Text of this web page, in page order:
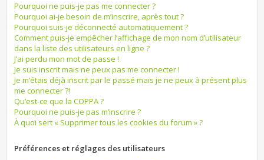
Pourquoi ne puis-je pas me connecter ?
Pourquoi ai-je besoin de m’inscrire, après tout ?
Pourquoi suis-je déconnecté automatiquement ?
Comment puis-je empêcher l’affichage de mon nom d’utilisateur
dans la liste des utilisateurs en ligne ?
J’ai perdu mon mot de passe !
Je suis inscrit mais ne peux pas me connecter !
Je m’étais déjà inscrit par le passé mais je ne peux à présent plus
me connecter ?!
Qu’est-ce que la COPPA ?
Pourquoi ne puis-je pas m’inscrire ?
À quoi sert « Supprimer tous les cookies du forum » ?
Préférences et réglages des utilisateurs